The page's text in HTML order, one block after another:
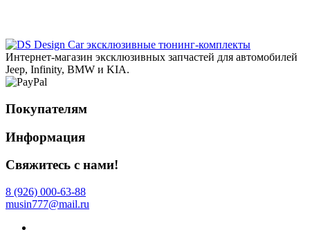
эксклюзивные тюнинг-комплекты
Интернет-магазин эксклюзивных запчастей для автомобилей
Jeep, Infinity, BMW и KIA.
Покупателям
Информация
Свяжитесь с нами!
8 (926) 000-63-88
musin777@mail.ru